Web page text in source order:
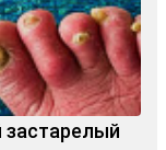
застарелый